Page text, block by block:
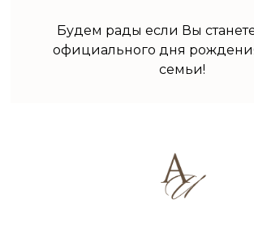
Будем рады если Вы
официального дня
семьи!